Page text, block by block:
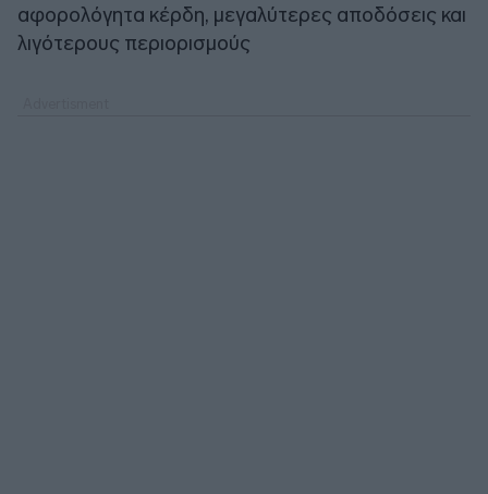
αφορολόγητα κέρδη, μεγαλύτερες αποδόσεις και
λιγότερους περιορισμούς